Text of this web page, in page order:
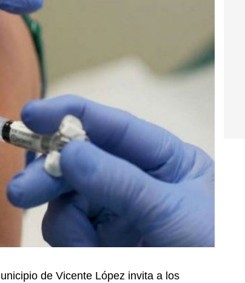
de Vicente López invita a los